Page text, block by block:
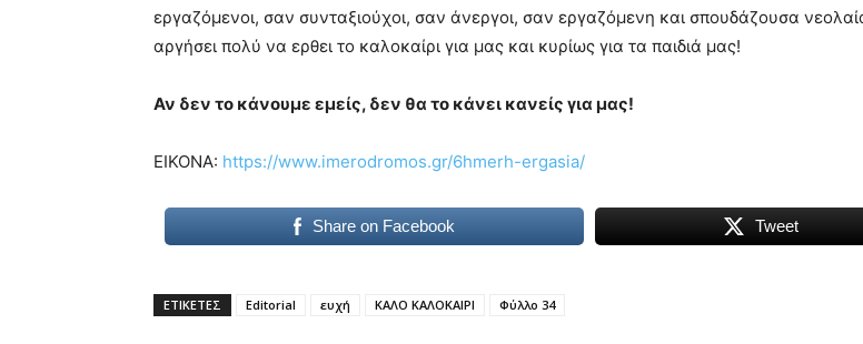
εργαζόμενοι, σαν συνταξιούχοι, σαν άνεργοι, σαν εργαζόμενη και σπουδάζουσα
αργήσει πολύ να ερθει το καλοκαίρι για μας και κυρίως για τα παιδιά μας!
Αν δεν το κάνουμε εμείς, δεν θα το κάνει κανείς για μας!
EIKONA: https://www.imerodromos.gr/6hmerh-ergasia/
Share on Facebook Tweet
ΕΤΙΚΕΤΕΣ Editorial ευχή ΚΑΛΟ ΚΑΛΟΚΑΙΡΙ Φύλλο 34